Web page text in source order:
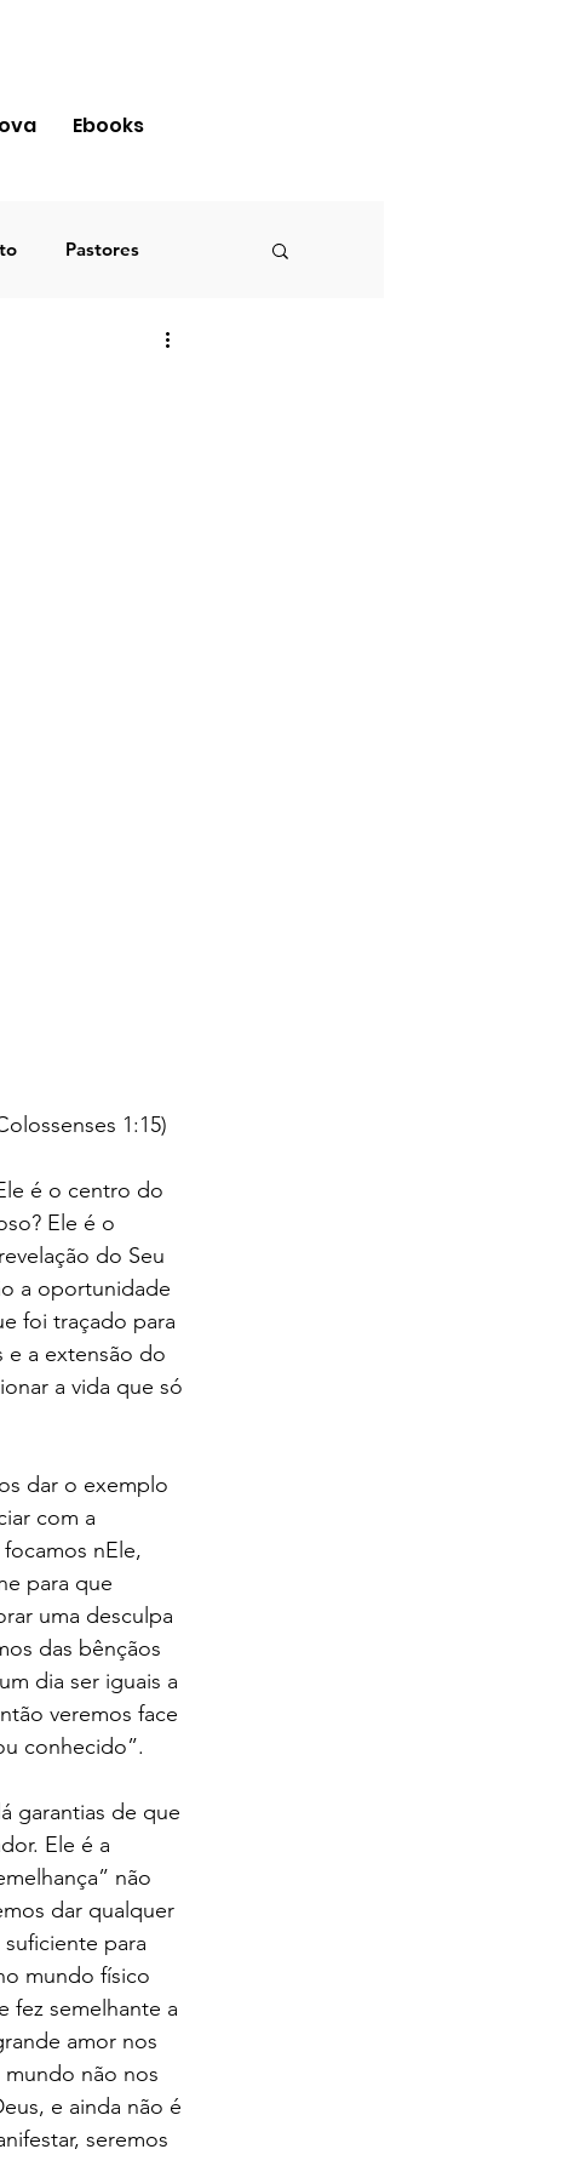
Ebooks
Pastores
1:15)
é o centro do
Ele é o
do Seu
a oportunidade
foi traçado para
e a extensão do
a vida que só
dar o exemplo
com a
nEle,
para que
uma desculpa
das bênçãos
dia ser iguais a
veremos face
conhecido”.
garantias de que
Ele é a
não
dar qualquer
para
mundo físico
fez semelhante a
amor nos
não nos
e ainda não é
seremos